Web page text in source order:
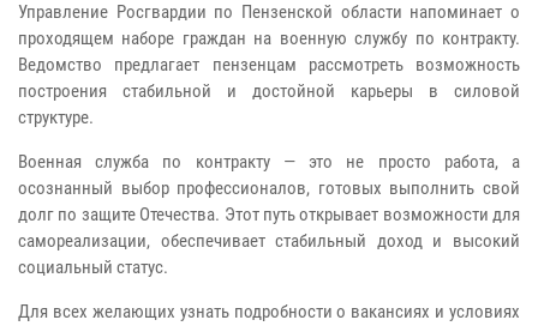
Управление Росгвардии по Пензенской области напоминает о
проходящем наборе граждан на военную службу по контракту.
Ведомство предлагает пензенцам рассмотреть возможность
построения стабильной и достойной карьеры в силовой
структуре.
Военная служба по контракту — это не просто работа, а
осознанный выбор профессионалов, готовых выполнить свой
долг по защите Отечества. Этот путь открывает возможности для
самореализации, обеспечивает стабильный доход и высокий
социальный статус.
Для всех желающих узнать подробности о вакансиях и условиях